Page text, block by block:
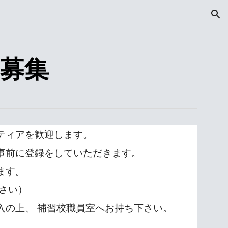
集
アを歓迎します。
に登録をしていただきます。
。
い）
上、 補習校職員室へお持ち下さい。